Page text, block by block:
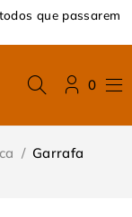
que passarem
0
/ Garrafa